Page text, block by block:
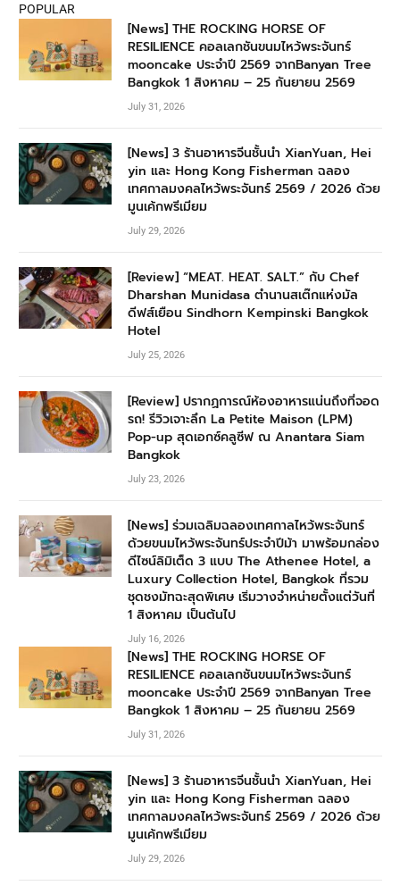
POPULAR
[News] THE ROCKING HORSE OF
RESILIENCE คอลเลกชันขนมไหว้พระจันทร์
mooncake ประจำปี 2569 จากBanyan Tree
Bangkok 1 สิงหาคม – 25 กันยายน 2569
July 31, 2026
[News] 3 ร้านอาหารจีนชั้นนำ XianYuan, Hei
yin และ Hong Kong Fisherman ฉลอง
เทศกาลมงคลไหว้พระจันทร์ 2569 / 2026 ด้วย
มูนเค้กพรีเมียม
July 29, 2026
[Review] “MEAT. HEAT. SALT.” กับ Chef
Dharshan Munidasa ตำนานสเต๊กแห่งมัล
ดีฟส์เยือน Sindhorn Kempinski Bangkok
Hotel
July 25, 2026
[Review] ปรากฏการณ์ห้องอาหารแน่นถึงที่จอด
รถ! รีวิวเจาะลึก La Petite Maison (LPM)
Pop-up สุดเอกซ์คลูซีฟ ณ Anantara Siam
Bangkok
July 23, 2026
[News] ร่วมเฉลิมฉลองเทศกาลไหว้พระจันทร์
ด้วยขนมไหว้พระจันทร์ประจำปีม้า มาพร้อมกล่อง
ดีไซน์ลิมิเต็ด 3 แบบ The Athenee Hotel, a
Luxury Collection Hotel, Bangkok ที่รวม
ชุดชงมัทฉะสุดพิเศษ เริ่มวางจำหน่ายตั้งแต่วันที่
1 สิงหาคม เป็นต้นไป
July 16, 2026
[News] THE ROCKING HORSE OF
RESILIENCE คอลเลกชันขนมไหว้พระจันทร์
mooncake ประจำปี 2569 จากBanyan Tree
Bangkok 1 สิงหาคม – 25 กันยายน 2569
July 31, 2026
[News] 3 ร้านอาหารจีนชั้นนำ XianYuan, Hei
yin และ Hong Kong Fisherman ฉลอง
เทศกาลมงคลไหว้พระจันทร์ 2569 / 2026 ด้วย
มูนเค้กพรีเมียม
July 29, 2026